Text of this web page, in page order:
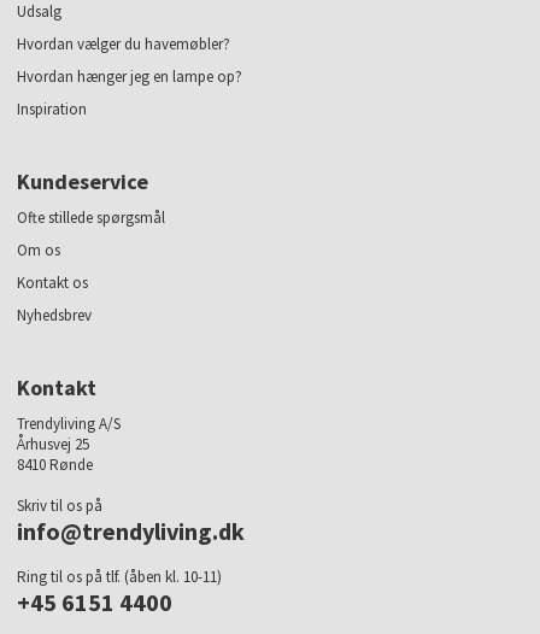
Udsalg
Hvordan vælger du havemøbler?
Hvordan hænger jeg en lampe op?
Inspiration
Kundeservice
Ofte stillede spørgsmål
Om os
Kontakt os
Nyhedsbrev
Kontakt
Trendyliving A/S
Århusvej 25
8410 Rønde
Skriv til os på
info@trendyliving.dk
Ring til os på tlf. (åben kl. 10-11)
+45 6151 4400